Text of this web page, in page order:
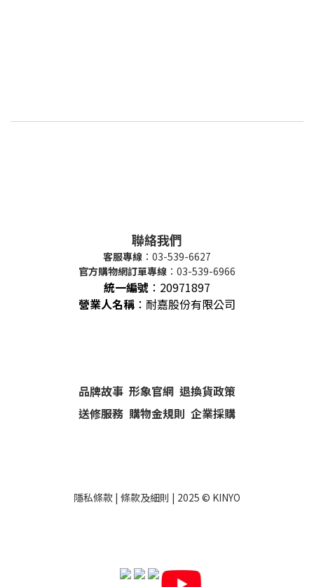
聯絡我們
客服專線 ：03-539-6627
官方購物網訂單專線 ：03-539-6966
統一編號 ： 20971897
營業人名稱 ：耐嘉股份有限公司
品牌故事 形象官網 退換貨政策
送修服務 購物金規則 企業採購
隱私條款 | 條款及細則 | 2025 © KINYO